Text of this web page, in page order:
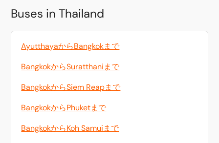
Buses in Thailand
AyutthayaからBangkokまで
BangkokからSuratthaniまで
BangkokからSiem Reapまで
BangkokからPhuketまで
BangkokからKoh Samuiまで